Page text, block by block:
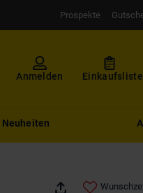
Prospekte
Anmelden Einkaufsliste
Neuheiten